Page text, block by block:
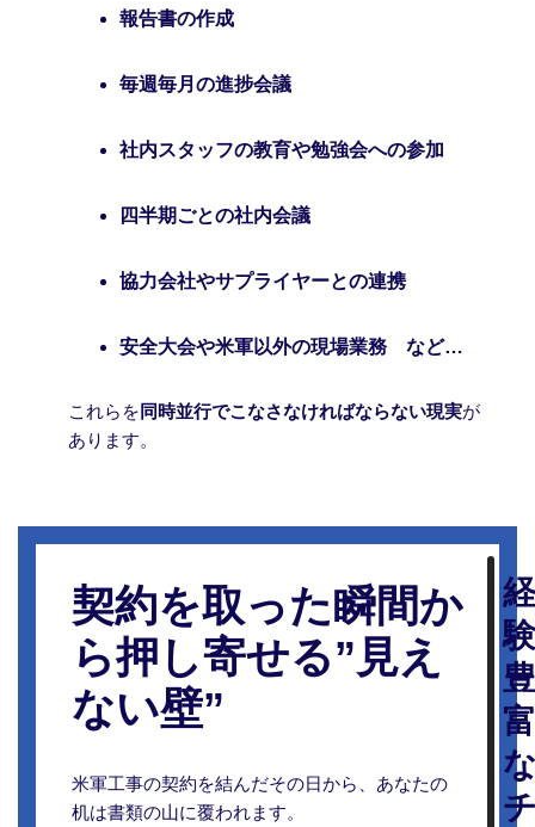
報告書の作成
毎週毎月の進捗会議
社内スタッフの教育や勉強会への参加
四半期ごとの社内会議
協力会社やサプライヤーとの連携
安全大会や米軍以外の現場業務 など…
これらを 同時並行でこなさなければならない現実が
あります。
契約を取った瞬間か
ら押し寄せる”見え
ない壁”
米軍工事の契約を結んだその日から、あなたの
机は書類の山に覆われます。
経
験
豊
富